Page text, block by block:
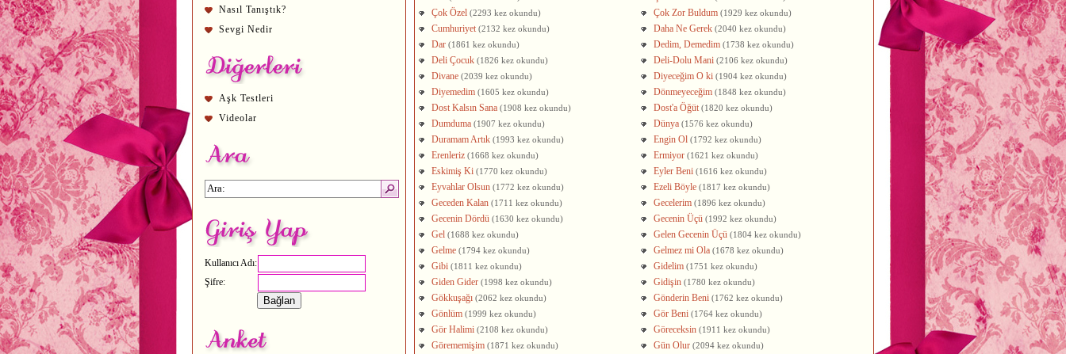
Nasıl Tanıştık?
Sevgi Nedir
Aşk Testleri
Videolar
Kullanıcı Adı:
Şifre:
Çok Özel (2293 kez okundu) Çok Zor Buldum (1929 kez okundu)
Cumhuriyet (2132 kez okundu) Daha Ne Gerek (2040 kez okundu)
Dar (1861 kez okundu) Dedim, Demedim (1738 kez okundu)
Deli Çocuk (1826 kez okundu) Deli-Dolu Mani (2106 kez okundu)
Divane (2039 kez okundu) Diyeceğim O ki (1904 kez okundu)
Diyemedim (1605 kez okundu) Dönmeyeceğim (1848 kez okundu)
Dost Kalsın Sana (1908 kez okundu) Dost'a Öğüt (1820 kez okundu)
Dumduma (1907 kez okundu) Dünya (1576 kez okundu)
Duramam Artık (1993 kez okundu) Engin Ol (1792 kez okundu)
Erenleriz (1668 kez okundu) Ermiyor (1621 kez okundu)
Eskimiş Ki (1770 kez okundu) Eyler Beni (1616 kez okundu)
Eyvahlar Olsun (1772 kez okundu) Ezeli Böyle (1817 kez okundu)
Geceden Kalan (1711 kez okundu) Gecelerim (1896 kez okundu)
Gecenin Dördü (1630 kez okundu) Gecenin Üçü (1992 kez okundu)
Gel (1688 kez okundu) Gelen Gecenin Üçü (1804 kez okundu)
Gelme (1794 kez okundu) Gelmez mi Ola (1678 kez okundu)
Gibi (1811 kez okundu) Gidelim (1751 kez okundu)
Giden Gider (1998 kez okundu) Gidişin (1780 kez okundu)
Gökkuşağı (2062 kez okundu) Gönderin Beni (1762 kez okundu)
Gönlüm (1999 kez okundu) Gör Beni (1764 kez okundu)
Gör Halimi (2108 kez okundu) Göreceksin (1911 kez okundu)
Görememişim (1871 kez okundu) Gün Olur (2094 kez okundu)